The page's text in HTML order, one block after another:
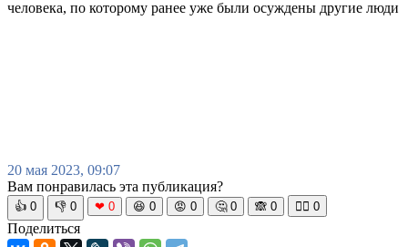
человека, по которому ранее уже были осуждены другие люди
20 мая 2023, 09:07
Вам понравилась эта публикация?
👍 0 👎 0 ❤ 0 😆 0 😡 0 🤔 0 🙈 0 🧘‍♀️ 0
Поделиться